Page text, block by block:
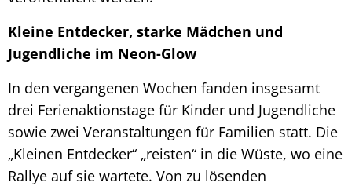
Kleine Entdecker, starke Mädchen und
Jugendliche im Neon-Glow
In den vergangenen Wochen fanden insgesamt
drei Ferienaktionstage für Kinder und Jugendliche
sowie zwei Veranstaltungen für Familien statt. Die
„Kleinen Entdecker“ „reisten“ in die Wüste, wo eine
Rallye auf sie wartete. Von zu lösenden